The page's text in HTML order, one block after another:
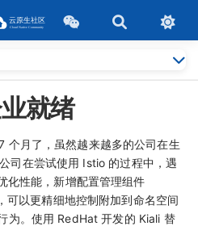
就绪
个月了，虽然越来越多的公司在生
司在尝试使用 Istio 的过程中，遇
化性能，新增配置管理组件
以更精细地控制附加到命名空间
为。使用 RedHat 开发的 Kiali 替